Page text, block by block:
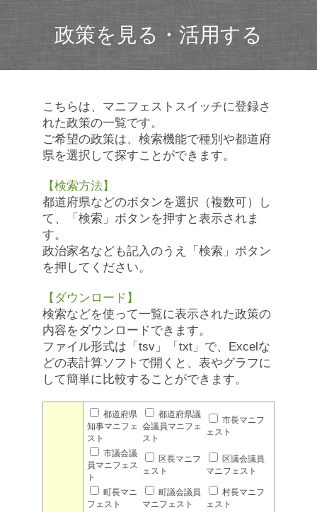
政策を見る・活用する
こちらは、マニフェストスイッチに登録さ
れた政策の一覧です。
ご希望の政策は、検索機能で種別や都道府
県を選択して探すことができます。
【検索方法】
都道府県などのボタンを選択（複数可）し
て、「検索」ボタンを押すと表示されま
す。
政治家名なども記入のうえ「検索」ボタン
を押してください。
【ダウンロード】
検索などを使って一覧に表示された政策の
内容をダウンロードできます。
ファイル形式は「tsv」「txt」で、Excelな
どの表計算ソフトで開くと、表やグラフに
して簡単に比較することができます。
都道府県
知事マニフェ
スト
都道府県議
会議員マニフェ
スト
市長マニフ
ェスト
市議会議
員マニフェス
ト
区長マニフ
ェスト
区議会議員
マニフェスト
町長マニ
フェスト
町議会議員
マニフェスト
村長マニフ
ェスト